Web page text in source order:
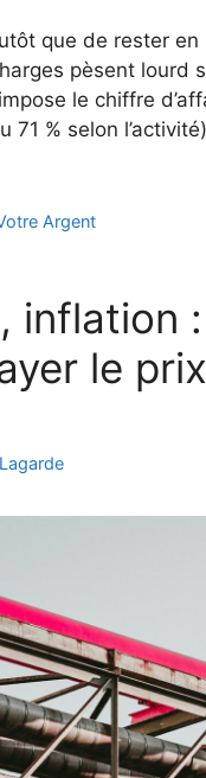
que de rester
pèsent lourd
le chiffre
71 % selon
Argent
inflation
le